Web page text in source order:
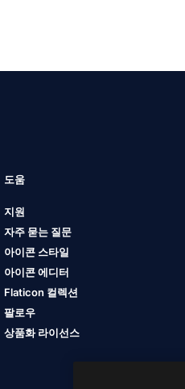
도움
지원
자주 묻는 질문
아이콘 스타일
아이콘 에디터
Flaticon 컬렉션
팔로우
상품화 라이선스